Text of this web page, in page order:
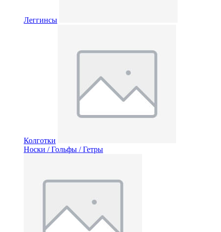
Леггинсы
Колготки
Носки / Гольфы / Гетры